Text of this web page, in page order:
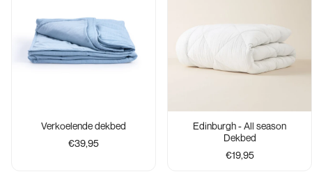
Verkoelende dekbed
€39,95
Edinburgh - All season
Dekbed
€19,95